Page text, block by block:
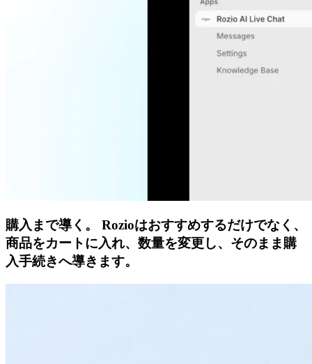
購入まで導く。
Rozioはおすすめするだけでなく、
商品をカートに入れ、数量を変更し、そのまま購
入手続きへ導きます。